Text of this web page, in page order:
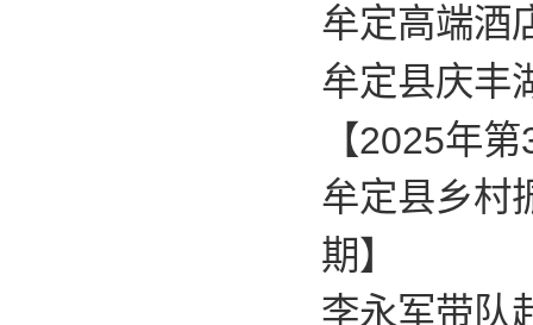
牟定高端酒
牟定县庆丰
【2025年
牟定县乡村
期】
李永军带队